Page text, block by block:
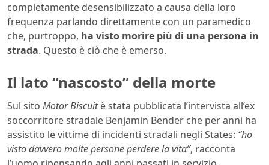
completamente desensibilizzato a causa della loro
frequenza parlando direttamente con un paramedico
che, purtroppo, ha visto morire più di una persona in
strada. Questo è ciò che è emerso.
Il lato “nascosto” della morte
Sul sito Motor Biscuitè stata pubblicata l’intervista all’ex
soccorritore stradale Benjamin Bender che per anni ha
assistito le vittime di incidenti stradali negli States: “ho
visto davvero molte persone perdere la vita”, racconta